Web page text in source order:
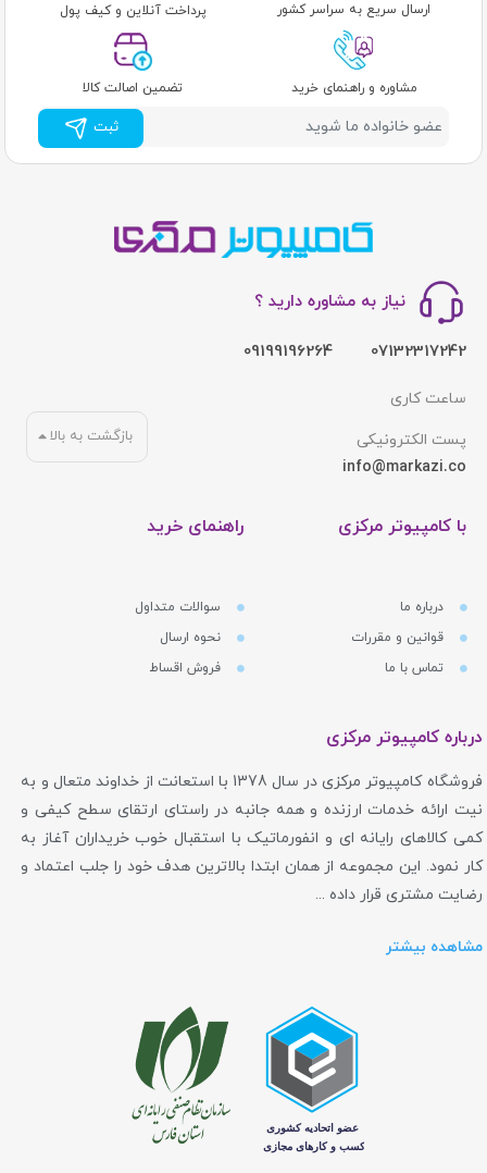
ارسال سریع به سراسر کشور پرداخت آنلاین و کیف پول
مشاوره و راهنمای خرید تضمین اصالت کالا
ثبت
نیاز به مشاوره دارید ؟
07132317242
09199196264
ساعت کاری
پست الکترونیکی
info@markazi.co
با کامپیوتر مرکزی
درباره ما
قوانین و مقررات
تماس با ما
راهنمای خرید
سوالات متداول
نحوه ارسال
فروش اقساط
بازگشت به بالا
درباره کامپیوتر مرکزی
فروشگاه کامپیوتر مرکزی در سال 1378 با استعانت از خداوند متعال و به
نیت ارائه خدمات ارزنده و همه جانبه در راستای ارتقای سطح کیفی و
کمی کالاهای رایانه ای و انفورماتیک با استقبال خوب خریداران آغاز به
کار نمود. این مجموعه از همان ابتدا بالاترین هدف خود را جلب اعتماد و
رضایت مشتری قرار داده ...
مشاهده بیشتر